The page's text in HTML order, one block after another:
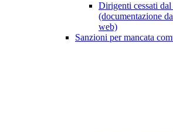
Dirigenti cessati
(documentazione
web)
Sanzioni per mancata